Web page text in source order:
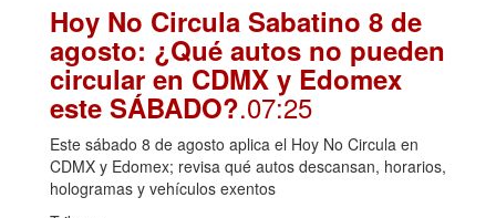
Hoy No Circula Sabatino 8 de
agosto: ¿Qué autos no pueden
circular en CDMX y Edomex
este SÁBADO?.07:25
Este sábado 8 de agosto aplica el Hoy No Circula en
CDMX y Edomex; revisa qué autos descansan, horarios,
hologramas y vehículos exentos